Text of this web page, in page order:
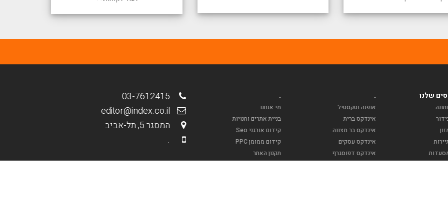
המסגר 5, תל-אביב
.
.
מי אנחנו
בניית אתרים וחנויות
קידום אורגני Seo
קידום ממומן PPC
תקנון האתר
.
אופנה וטקסטיל
אינדקס ברית
אינדקס בר מצווה
אינדקס עסקים
אינדקס דפוסגרף
שלנו